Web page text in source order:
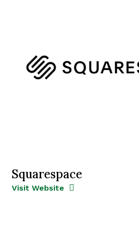
Squarespace
Opens new window
Visit Website Opens New Window